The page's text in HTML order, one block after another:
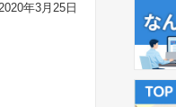
年3月25日